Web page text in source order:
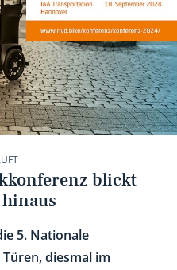
blickt
5. Nationale
diesmal im